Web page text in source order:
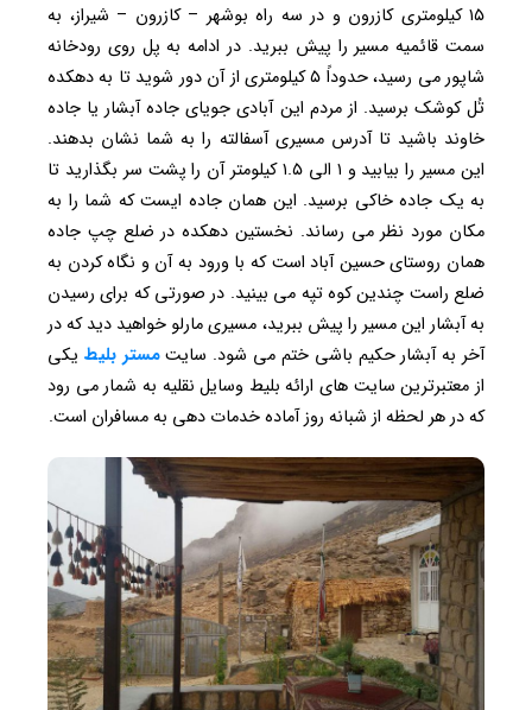
۱۵ کیلومتری کازرون و در سه راه بوشهر – ‌کازرون – شیراز، به
سمت قائمیه مسیر را پیش ببرید. در ادامه به پل روی رودخانه‌
شاپور می رسید، حدوداً ۵ کیلومتری از آن دور شوید تا به دهکده
تُل ‌کوشک برسید. از مردم این آبادی جویای جاده‌ آبشار یا جاده‌
خاوند باشید تا آدرس مسیری آسفالته را به شما نشان بدهند.
این مسیر را بیابید و ۱ الی ۱.۵ کیلومتر آن را پشت سر بگذارید تا
به یک جاده‌ خاکی برسید. این همان جاده ایست که شما را به
مکان مورد نظر می رساند. نخستین دهکده در ضلع چپ جاده
همان روستای حسین آباد است که با ورود به آن و نگاه کردن به
ضلع راست چندین کوه‌ تپه‌ می بینید. در صورتی که برای رسیدن
به آبشار این مسیر را پیش ببرید، مسیری مارلو خواهید دید که در
آخر به آبشار حکیم باشی ختم می شود. سایتمستر بلیط یکی
از معتبرترین سایت های ارائه بلیط وسایل نقلیه به شمار می رود
که در هر لحظه از شبانه روز آماده خدمات دهی به مسافران است.